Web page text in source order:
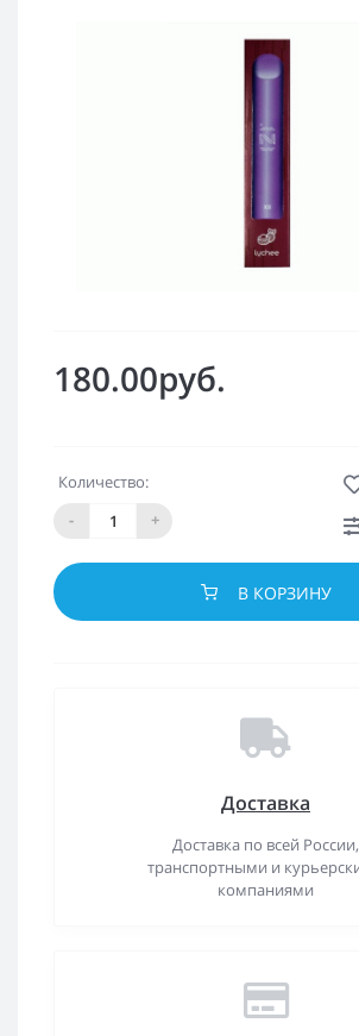
180.00руб.
Количество:
-
+
В КОРЗИНУ
Доставка
Доставка по всей России,
транспортными и
компаниями